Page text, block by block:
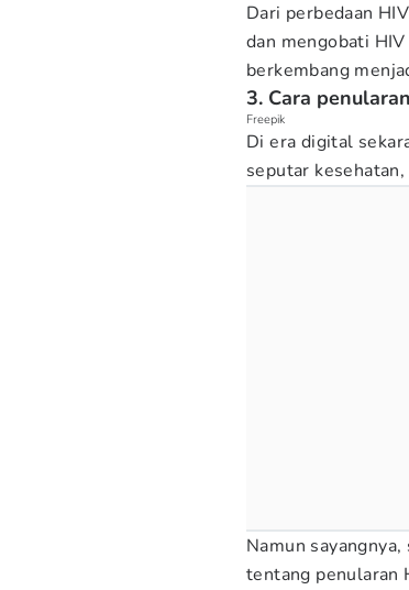
Dari perbedaan
dan mengobati
berkembang
3. Cara
Freepik
Di era digital
seputar
Namun
tentang penularan